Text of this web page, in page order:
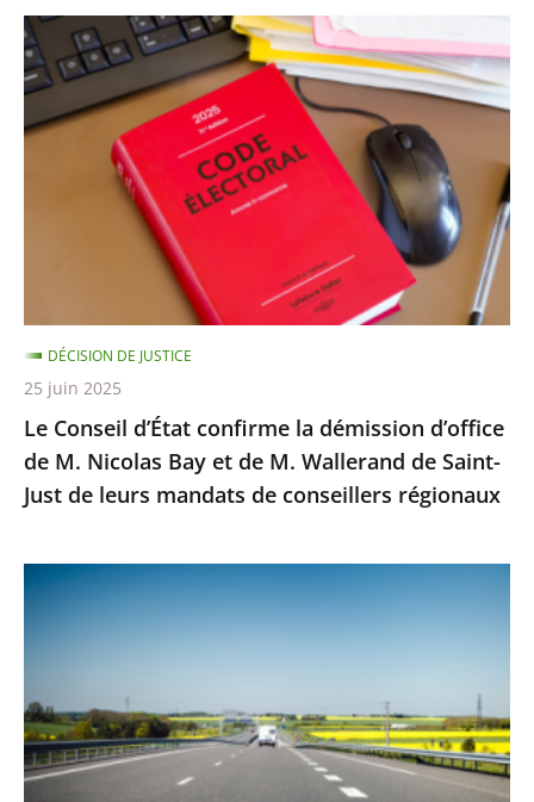
des
étrangers
en
situation
Le
Conseil
d’État
confirme
Nicolas
Bay
et
de
M.
Wallerand
Saint-
Just
mandats
de
conseillers
Le Conseil d’État confirme la démission d’office
de M. Nicolas Bay et de M. Wallerand de Saint-
Just de leurs mandats de conseillers régionaux
DÉCISION DE JUSTICE
25 juin 2025
Autoroute
sur
un
litige